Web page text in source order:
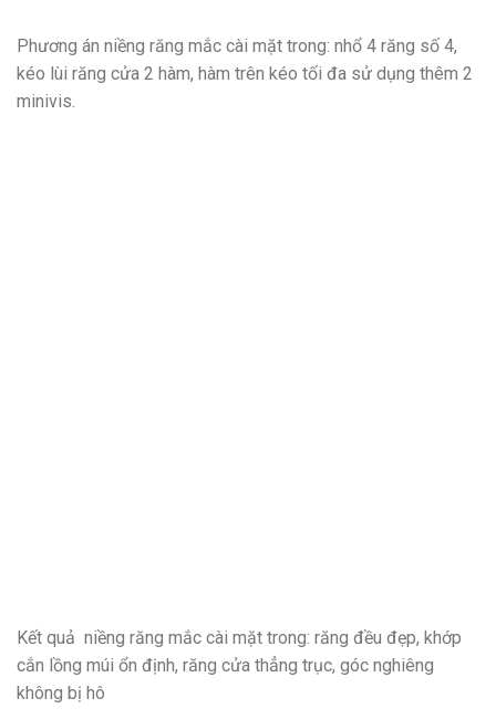
Phương án niềng răng mắc cài mặt trong: nhổ 4 răng số 4,
kéo lùi răng cửa 2 hàm, hàm trên kéo tối đa sử dụng thêm 2
minivis.
Kết quả niềng răng mắc cài mặt trong: răng đều đẹp, khớp
cắn lồng múi ổn định, răng cửa thẳng trục, góc nghiêng
không bị hô